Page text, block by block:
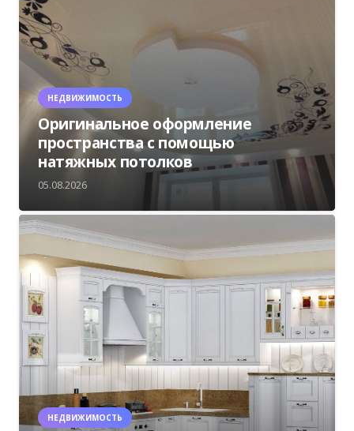
НЕДВИЖИМОСТЬ
Оригинальное оформление
пространства с помощью
натяжных потолков
05.08.2026
НЕДВИЖИМОСТЬ